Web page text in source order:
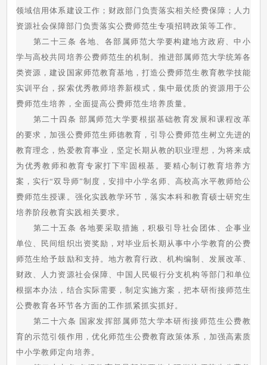
领域信用体系建设工作；财政部门负责落实相关经费保障；人力
资源社会保障部门负责落实公费师范生专项招聘政策等工作。
第二十三条 各地、各部属师范大学要构建地方政府、中小
学与高校共同培养公费师范生的机制。推进部属师范大学统筹各
类资源，建设国家师范教育基地，打造公费师范生教育教学技能
实训平台，探索优秀教师培养新模式，集中最优质的资源用于公
费师范生培养，全面提高公费师范生培养质量。
第二十四条 部属师范大学要根据基础教育发展和课程改革
的要求，加强公费师范生师德教育，引导公费师范生树立先进的
教育理念，热爱教育事业，坚定长期从教的职业理想，为将来成
为优秀教师和教育专家打下牢固根基。要精心制订教育培养方
案，实行“双导师”制度，安排中小学名师、高校高水平教师给公
费师范生授课。强化实践教学环节，落实本科和教育硕士研究生
培养阶段教育实践相关要求。
第二十五条 各地要采取措施，积极引导社会团体、企事业
单位、民间组织出资奖励，对毕业后长期从事中小学教育的公费
师范生给予鼓励和支持。地方教育行政、机构编制、发展改革、
财政、人力资源社会保障、中国人民银行分支机构等部门和单位
根据本办法，结合实际需要，制定实施方案，把本研衔接师范生
公费教育各环节各方面的工作抓紧抓实抓好。
第二十六条 国家发挥部属师范大学本研衔接师范生公费教
育的示范引领作用，优化师范生公费教育政策体系，加强高素质
中小学教师定向培养。